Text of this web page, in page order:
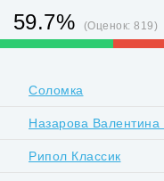
59.7% (Оценок:819)
Соломка
Назарова Валентина
Рипол Классик